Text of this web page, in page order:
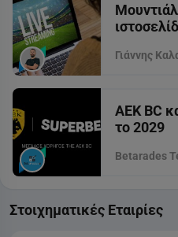
αγώνων
Γιάννης
AEK BC
το 2029
Betarades
Στοιχηματικές Εταιρίες